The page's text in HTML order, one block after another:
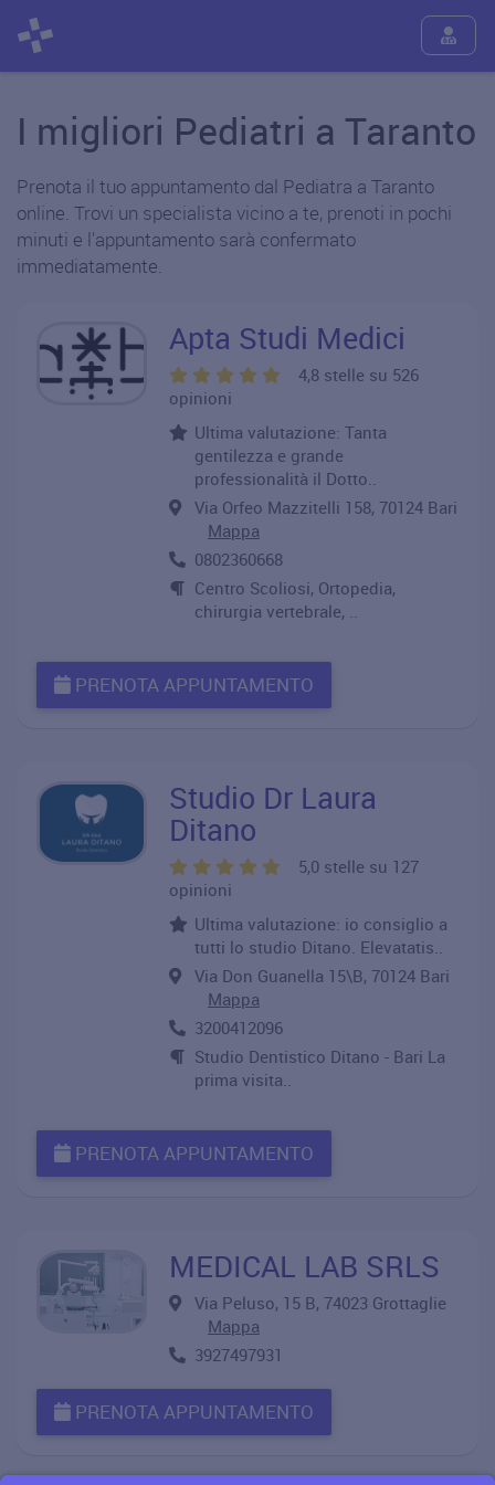
I migliori Pediatri a Taranto
Prenota il tuo appuntamento dal Pediatra a Taranto
online. Trovi un specialista vicino a te, prenoti in pochi
minuti e l'appuntamento sarà confermato
immediatamente.
Apta Studi Medici
4,8 stelle su 526
opinioni
Ultima valutazione: Tanta
gentilezza e grande
professionalità il Dotto..
Via Orfeo Mazzitelli 158, 70124 Bari
Mappa
0802360668
Centro Scoliosi, Ortopedia,
chirurgia vertebrale, ..
PRENOTA APPUNTAMENTO
Studio Dr Laura
Ditano
5,0 stelle su 127
opinioni
Ultima valutazione: io consiglio a
tutti lo studio Ditano. Elevatatis..
Via Don Guanella 15\B, 70124 Bari
Mappa
3200412096
Studio Dentistico Ditano - Bari La
prima visita..
PRENOTA APPUNTAMENTO
MEDICAL LAB SRLS
Via Peluso, 15 B, 74023 Grottaglie
Mappa
3927497931
PRENOTA APPUNTAMENTO